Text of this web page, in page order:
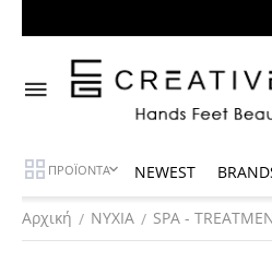
ΠΡΟΪΟΝΤΑ NEWEST
Αρχική / ΝΥΧΙΑ / SPA -